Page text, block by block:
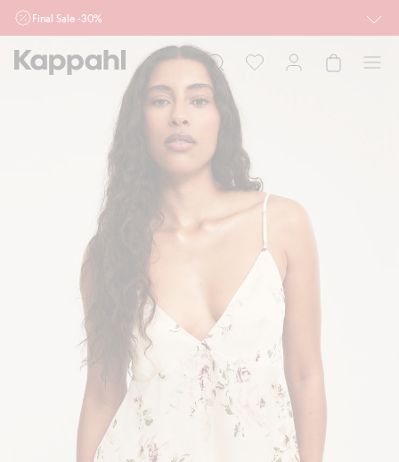
Final Sale -30%
Ważne przy zakupie min. 2 sztuk produktów włączonych w ofertę, również z
działu outlet do 10.8 w sklepach Kappahl i Newbie oraz na kappahl.com. Ofert
nie łączymy
Mężczyzna Dziecko